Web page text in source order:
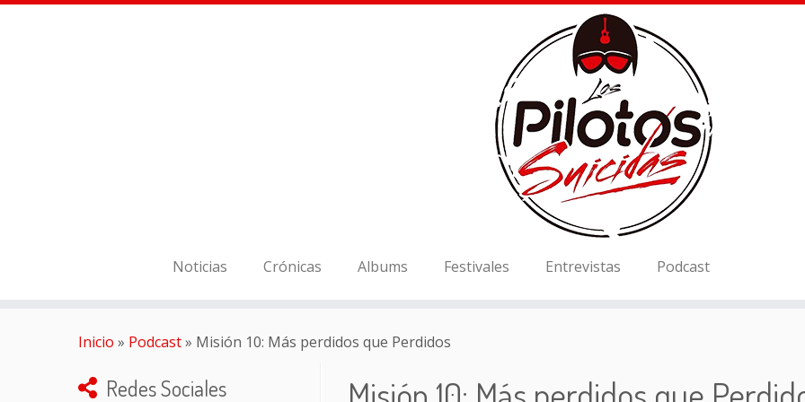
Noticias Crónicas Albums Festivales Entrevistas Podcast
Inicio » Podcast» Misión 10: Más perdidos que Perdidos
Redes Sociales